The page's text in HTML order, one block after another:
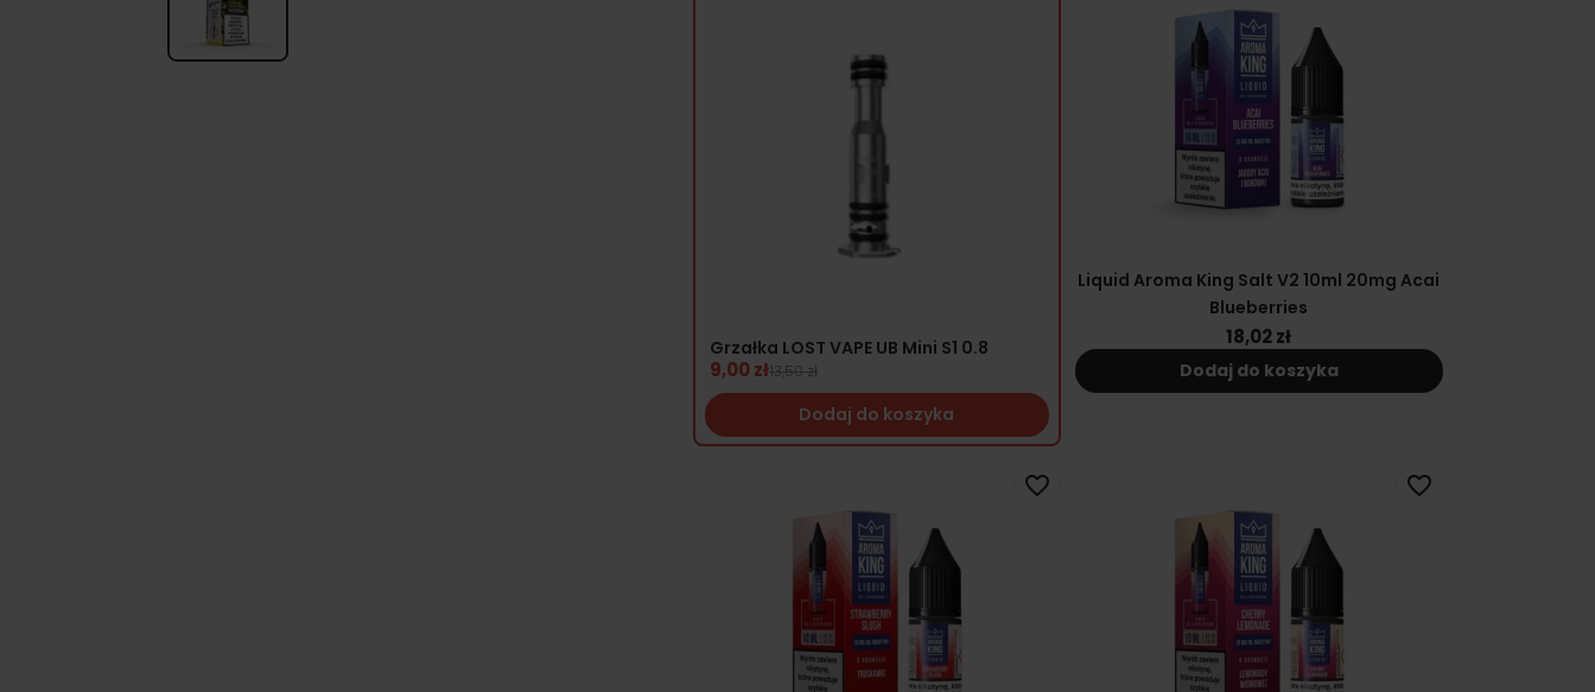
Grzałka LOST VAPE UB Mini S1 0.8
9,00 zł13,50 zł
Dodaj do koszyka
Liquid Aroma King Salt V2 10ml 20mg Acai
Blueberries
18,02 zł
Dodaj do koszyka
favorite_border favorite_border